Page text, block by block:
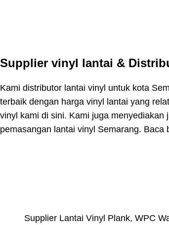
Supplier vinyl lantai &
Kami distributor lantai vinyl untuk kota
terbaik dengan harga vinyl lantai yang
vinyl kami di sini. Kami juga
pemasangan lantai vinyl Semarang. Baca
Supplier Lantai Vinyl Plank, WPC